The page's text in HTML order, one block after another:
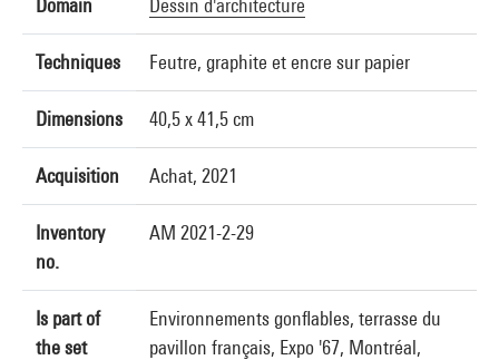
Domain Dessin d'architecture
Techniques Feutre, graphite et encre sur papier
Dimensions 40,5 x 41,5 cm
Acquisition Achat, 2021
Inventory
no.
AM 2021-2-29
Is part of
the set
Environnements gonflables, terrasse du
pavillon français, Expo '67, Montréal,